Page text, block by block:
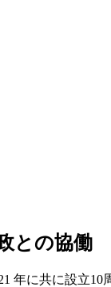
との協働
年に共に設立10